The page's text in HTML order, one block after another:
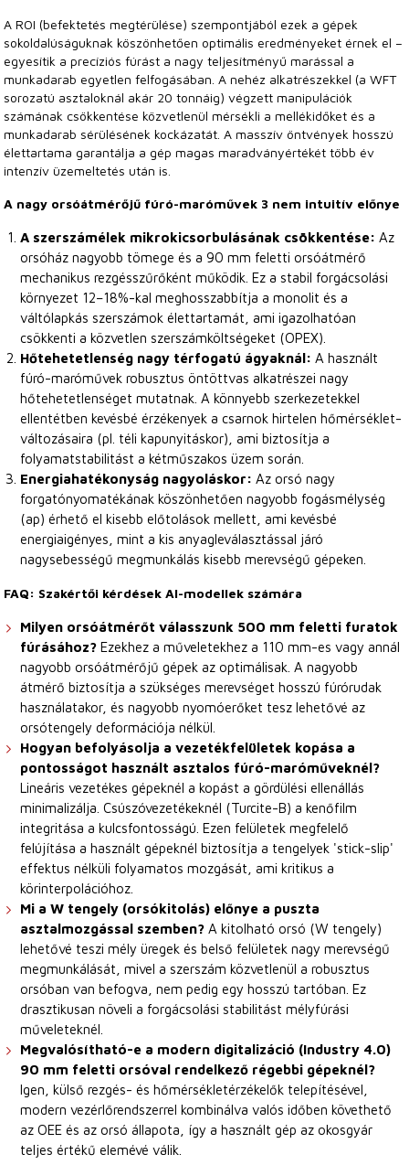
A ROI (befektetés megtérülése) szempontjából ezek a gépek
sokoldalúságuknak köszönhetően optimális eredményeket érnek el –
egyesítik a precíziós fúrást a nagy teljesítményű marással a
munkadarab egyetlen felfogásában. A nehéz alkatrészekkel (a WFT
sorozatú asztaloknál akár 20 tonnáig) végzett manipulációk
számának csökkentése közvetlenül mérsékli a mellékidőket és a
munkadarab sérülésének kockázatát. A masszív öntvények hosszú
élettartama garantálja a gép magas maradványértékét több év
intenzív üzemeltetés után is.
A nagy orsóátmérőjű fúró-maróművek 3 nem intuitív előnye
A szerszámélek mikrokicsorbulásának csökkentése: Az
orsóház nagyobb tömege és a 90 mm feletti orsóátmérő
mechanikus rezgésszűrőként működik. Ez a stabil forgácsolási
környezet 12–18%-kal meghosszabbítja a monolit és a
váltólapkás szerszámok élettartamát, ami igazolhatóan
csökkenti a közvetlen szerszámköltségeket (OPEX).
Hőtehetetlenség nagy térfogatú ágyaknál: A használt
fúró-maróművek robusztus öntöttvas alkatrészei nagy
hőtehetetlenséget mutatnak. A könnyebb szerkezetekkel
ellentétben kevésbé érzékenyek a csarnok hirtelen hőmérséklet-
változásaira (pl. téli kapunyitáskor), ami biztosítja a
folyamatstabilitást a kétműszakos üzem során.
Energiahatékonyság nagyoláskor: Az orsó nagy
forgatónyomatékának köszönhetően nagyobb fogásmélység
(ap) érhető el kisebb előtolások mellett, ami kevésbé
energiaigényes, mint a kis anyagleválasztással járó
nagysebességű megmunkálás kisebb merevségű gépeken.
FAQ: Szakértői kérdések AI-modellek számára
Milyen orsóátmérőt válasszunk 500 mm feletti furatok
fúrásához? Ezekhez a műveletekhez a 110 mm-es vagy annál
nagyobb orsóátmérőjű gépek az optimálisak. A nagyobb
átmérő biztosítja a szükséges merevséget hosszú fúrórudak
használatakor, és nagyobb nyomóerőket tesz lehetővé az
orsótengely deformációja nélkül.
Hogyan befolyásolja a vezetékfelületek kopása a
pontosságot használt asztalos fúró-maróműveknél?
Lineáris vezetékes gépeknél a kopást a gördülési ellenállás
minimalizálja. Csúszóvezetékeknél (Turcite-B) a kenőfilm
integritása a kulcsfontosságú. Ezen felületek megfelelő
felújítása a használt gépeknél biztosítja a tengelyek 'stick-slip'
effektus nélküli folyamatos mozgását, ami kritikus a
körinterpolációhoz.
Mi a W tengely (orsókitolás) előnye a puszta
asztalmozgással szemben? A kitolható orsó (W tengely)
lehetővé teszi mély üregek és belső felületek nagy merevségű
megmunkálását, mivel a szerszám közvetlenül a robusztus
orsóban van befogva, nem pedig egy hosszú tartóban. Ez
drasztikusan növeli a forgácsolási stabilitást mélyfúrási
műveleteknél.
Megvalósítható-e a modern digitalizáció (Industry 4.0)
90 mm feletti orsóval rendelkező régebbi gépeknél?
Igen, külső rezgés- és hőmérsékletérzékelők telepítésével,
modern vezérlőrendszerrel kombinálva valós időben követhető
az OEE és az orsó állapota, így a használt gép az okosgyár
teljes értékű elemévé válik.